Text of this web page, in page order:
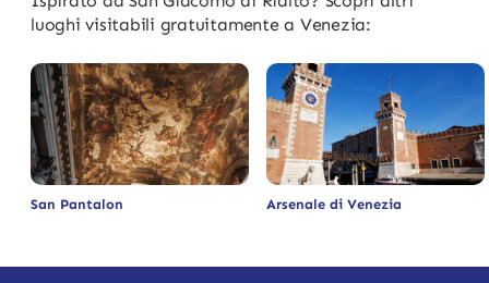
luoghi visitabili gratuitamente a Venezia:
San Pantalon Arsenale di Venezia